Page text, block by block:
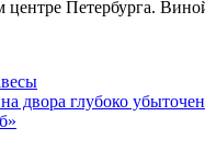
Петербурга.
двора глубоко убыточен